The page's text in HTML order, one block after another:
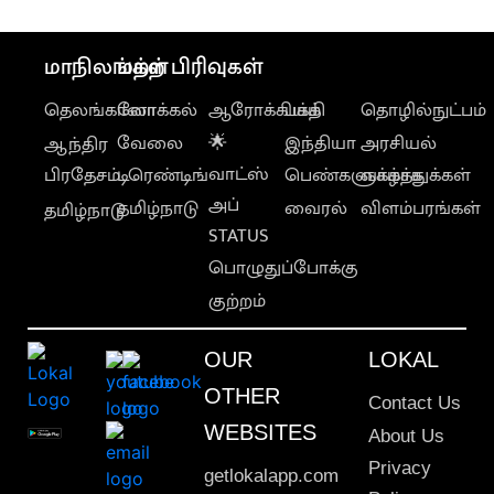
மாநிலங்கள்
தெலங்கானா
ஆந்திர
பிரதேசம்
தமிழ்நாடு
மற்ற பிரிவுகள்
லோக்கல்
வேலை
டிரெண்டிங்
தமிழ்நாடு
ஆரோக்கியம்
🌟
வாட்ஸ்
அப்
STATUS
பொழுதுப்போக்கு
குற்றம்
பக்தி
இந்தியா
பெண்களுக்காக
வைரல்
தொழில்நுட்பம்
அரசியல்
வாழ்த்துக்கள்
விளம்பரங்கள்
OUR
OTHER
WEBSITES
getlokalapp.com
LOKAL
Contact Us
About Us
Privacy